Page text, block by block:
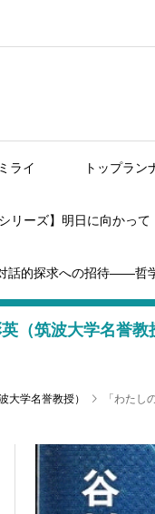
ライ トップラン
シリーズ】明日に向かって
話的探求への招待――哲
（筑波大学名誉教
大学名誉教授） 「わたし